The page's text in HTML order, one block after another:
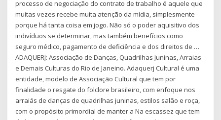
processo de negociação do contrato de trabalho é aquele que
muitas vezes recebe muita atenção da mídia, simplesmente
porque há tanta coisa em jogo. Não só o poder aquisitivo dos
indivíduos se determinar, mas também benefícios como
seguro médico, pagamento de deficiência e dos direitos de …
ADAQUERJ: Associação de Danças, Quadrilhas Juninas, Arraias
e Demais Culturas do Rio de Janeino. Adaquerj Cultural é uma
entidade, modelo de Associação Cultural que tem por
finalidade o resgate do folclore brasileiro, com enfoque nos
arraiás de danças de quadrilhas juninas, estilos salão e roça,
com o propósito primordial de manter a Na escassez que tem